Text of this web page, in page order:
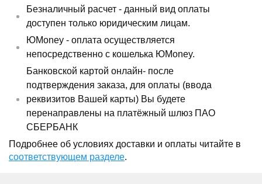
Безналичный расчет - данный вид оплаты
доступен только юридическим лицам.
ЮMoney - оплата осуществляется
непосредственно с кошелька ЮMoney.
Банковской картой онлайн- после
подтверждения заказа, для оплаты (ввода
реквизитов Вашей карты) Вы будете
перенаправлены на платёжный шлюз ПАО
СБЕРБАНК
Подробнее об условиях доставки и оплаты читайте в
соответствующем разделе.